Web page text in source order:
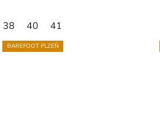
38 40 41
BAREFOOT PLZEŇ